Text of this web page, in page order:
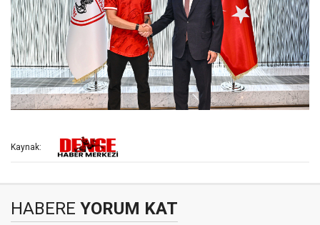
Kaynak:
HABERE YORUM KAT